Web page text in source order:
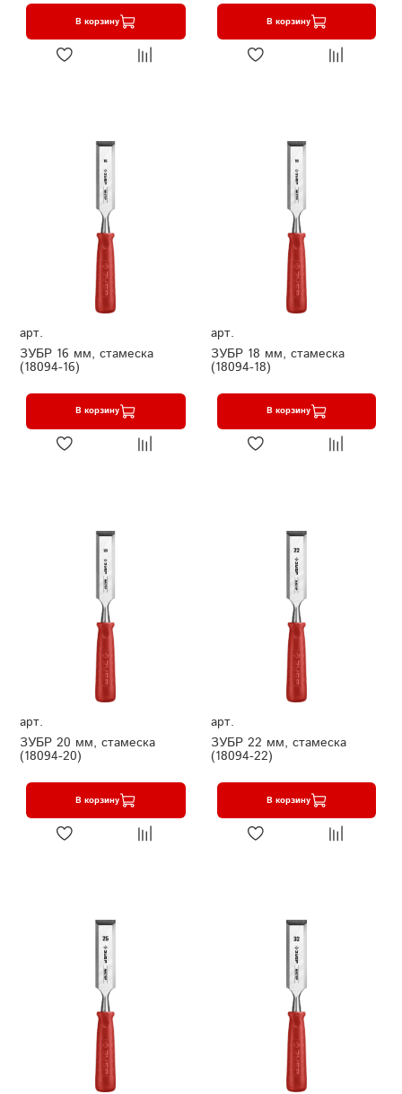
В корзину В корзину
арт.
ЗУБР 16 мм, стамеска
(18094-16)
В корзину
арт.
ЗУБР 18 мм, стамеска
(18094-18)
В корзину
арт.
ЗУБР 20 мм, стамеска
(18094-20)
В корзину
арт.
ЗУБР 22 мм, стамеска
(18094-22)
В корзину